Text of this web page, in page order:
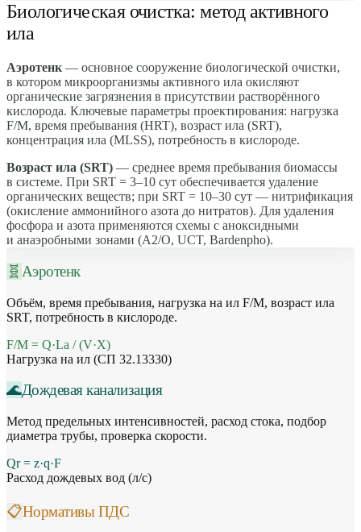
Биологическая очистка: метод активного
ила
Аэротенк — основное сооружение биологической очистки,
в котором микроорганизмы активного ила окисляют
органические загрязнения в присутствии растворённого
кислорода. Ключевые параметры проектирования: нагрузка
F/M, время пребывания (HRT), возраст ила (SRT),
концентрация ила (MLSS), потребность в кислороде.
Возраст ила (SRT) — среднее время пребывания биомассы
в системе. При SRT = 3–10 сут обеспечивается удаление
органических веществ; при SRT = 10–30 сут — нитрификация
(окисление аммонийного азота до нитратов). Для удаления
фосфора и азота применяются схемы с аноксидными
и анаэробными зонами (А2/О, UCT, Bardenpho).
🧬 Аэротенк
Объём, время пребывания, нагрузка на ил F/M, возраст ила
SRT, потребность в кислороде.
F/M = Q·La / (V·X)
Нагрузка на ил (СП 32.13330)
🌊Дождевая канализация
Метод предельных интенсивностей, расход стока, подбор
диаметра трубы, проверка скорости.
Qr = z·q·F
Расход дождевых вод (л/с)
📋Нормативы ПДС